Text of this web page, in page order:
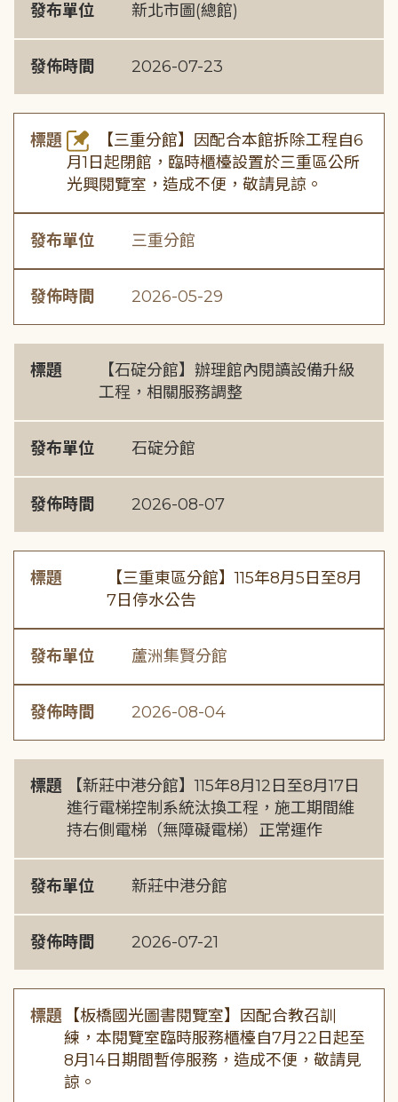
發布單位 新北市圖(總館)
發佈時間 2026-07-23
標題
【三重分館】因配合本館拆除工程自6
月1日起閉館，臨時櫃檯設置於三重區公所
光興閱覽室，造成不便，敬請見諒。
發布單位 三重分館
發佈時間 2026-05-29
標題
【石碇分館】辦理館內閱讀設備升級
工程，相關服務調整
發布單位 石碇分館
發佈時間 2026-08-07
標題
【三重東區分館】115年8月5日至8月
7日停水公告
發布單位 蘆洲集賢分館
發佈時間 2026-08-04
標題
【新莊中港分館】115年8月12日至8月17日
進行電梯控制系統汰換工程，施工期間維
持右側電梯（無障礙電梯）正常運作
發布單位 新莊中港分館
發佈時間 2026-07-21
標題
【板橋國光圖書閱覽室】因配合教召訓
練，本閱覽室臨時服務櫃檯自7月22日起至
8月14日期間暫停服務，造成不便，敬請見
諒。